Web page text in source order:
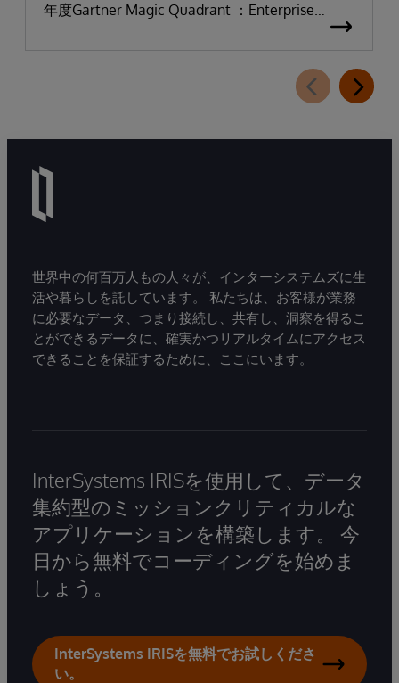
年度Gartner Magic Quadrant ：Enterprise
Electronic Health Records（医療機関向け電子カ
世界中の何百万人もの人々が、インターシステムズに生
活や暮らしを託しています。 私たちは、お客様が業務
に必要なデータ、つまり接続し、共有し、洞察を得るこ
とができるデータに、確実かつリアルタイムにアクセス
できることを保証するために、ここにいます。
InterSystems IRISを使用して、データ
集約型のミッションクリティカルな
アプリケーションを構築します。 今
日から無料でコーディングを始めま
しょう。
InterSystems IRISを無料でお試しくださ
い。